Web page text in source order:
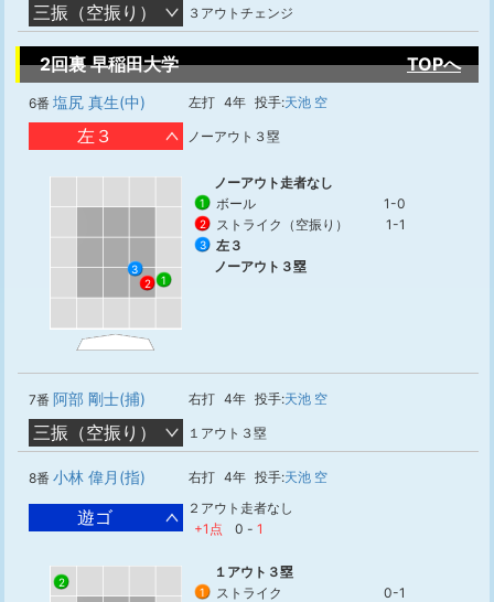
三振（空振り） ３アウトチェンジ
2回裏 早稲田大学 TOPへ
6番 塩尻 真生(中) 左打 4年 投手:天池 空
左３ ノーアウト３塁
1
2
3
ノーアウト走者なし
1 ボール 1-0
2 ストライク（空振り） 1-1
3
左３
ノーアウト３塁
7番 阿部 剛士(捕) 右打 4年 投手:天池 空
三振（空振り） １アウト３塁
8番 小林 偉月(指) 右打 4年 投手:天池 空
遊ゴ
２アウト走者なし
+1点
0 - 1
2
１アウト３塁
1 ストライク 0-1